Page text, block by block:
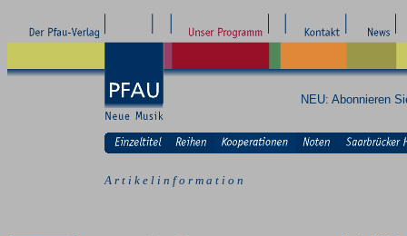
NEU: Abonnieren
A r t i k e l i n f o r m a t i o n